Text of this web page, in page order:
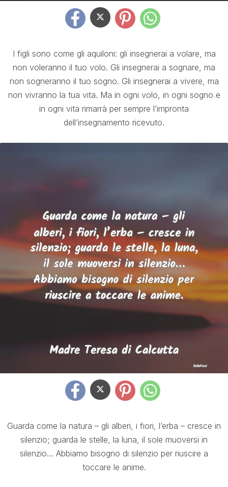
I figli sono come gli aquiloni: gli insegnerai a volare, ma
non voleranno il tuo volo. Gli insegnerai a sognare, ma
non sogneranno il tuo sogno. Gli insegnerai a vivere, ma
non vivranno la tua vita. Ma in ogni volo, in ogni sogno e
in ogni vita rimarrà per sempre l’impronta
dell’insegnamento ricevuto.
Guarda come la natura – gli alberi, i fiori, l’erba – cresce in
silenzio; guarda le stelle, la luna, il sole muoversi in
silenzio… Abbiamo bisogno di silenzio per riuscire a
toccare le anime.